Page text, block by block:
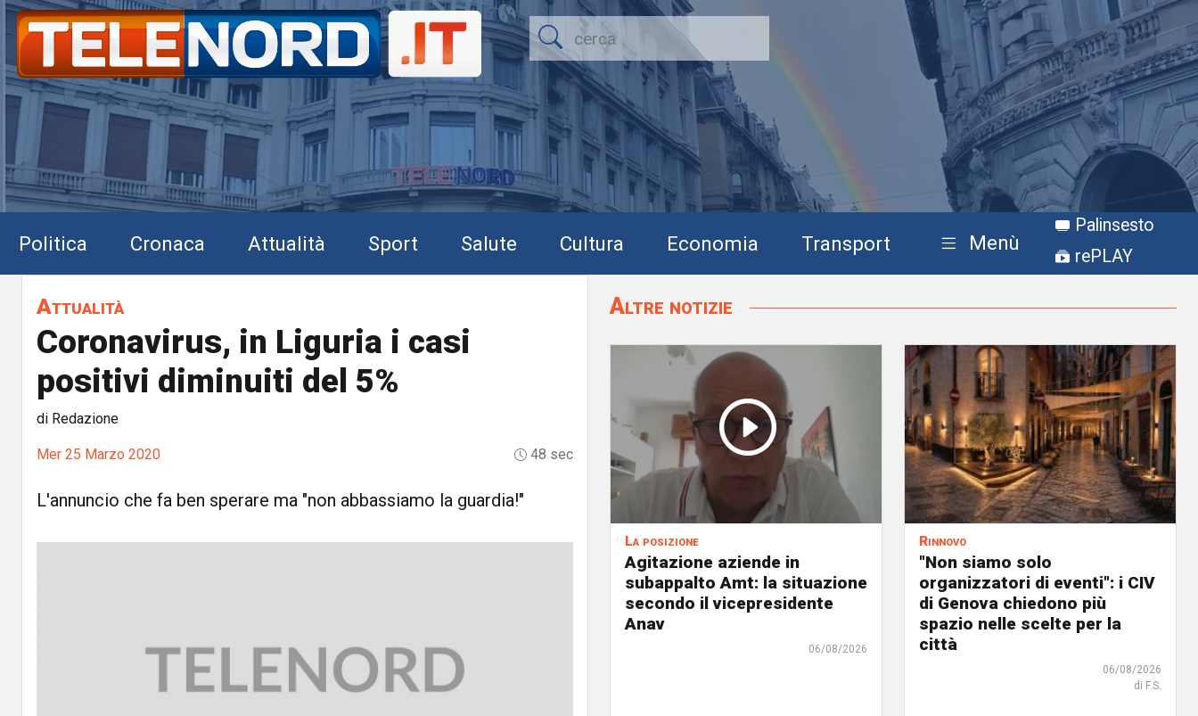
Politica Cronaca Attualità Sport Salute Cultura Economia Transport Menù
Palinsesto
rePLAY
Attualità
Coronavirus, in Liguria i casi
positivi diminuiti del 5%
di Redazione
Mer 25 Marzo 2020 48 sec
L'annuncio che fa ben sperare ma "non abbassiamo la guardia!"
Altre notizie
La posizione
Agitazione aziende in
subappalto Amt: la situazione
secondo il vicepresidente
Anav
06/08/2026
Rinnovo
"Non siamo solo
organizzatori di eventi": i CIV
di Genova chiedono più
spazio nelle scelte per la
città
06/08/2026
di F.S.